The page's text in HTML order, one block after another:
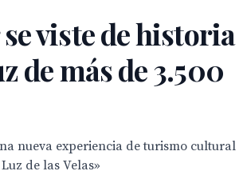
viste de historia
de más de 3.500
nueva experiencia de turismo cultural
de las Velas»